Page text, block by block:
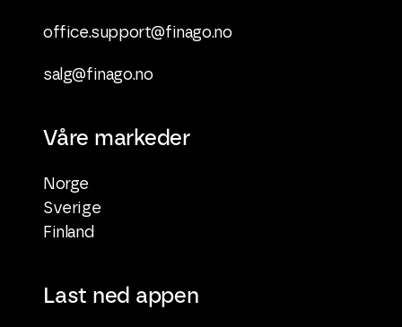
office.support@finago.no
salg@finago.no
Våre markeder
Norge
Sverige
Finland
Last ned appen